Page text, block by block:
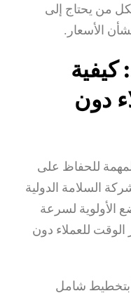
لكل من يحتاج إلى
الأسعار.
دون
للحفاظ على
السلامة الدولية
الأولوية لسرعة
الوقت للعملاء دون
بتخطيط شامل